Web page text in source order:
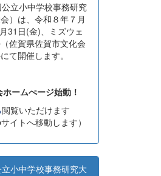
立小中学校事務研究
）は、令和８年７月
31日(金)、ミズウェ
佐賀県佐賀市文化会
て開催します。
ホームぺージ始動！
閲覧いただけます
イトへ移動します）
小中学校事務研究大